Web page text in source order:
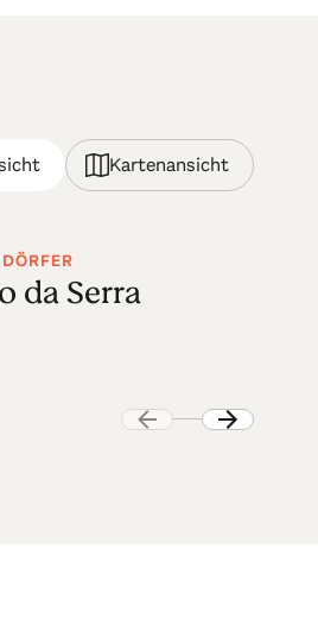
Kartenansicht
da Serra